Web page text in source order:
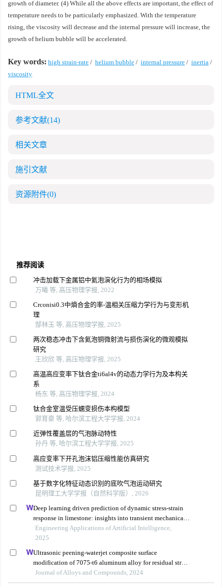
growth of diameter. (4) While all the above effects are important, the effect of
temperature needs to be particularly emphasized. With the temperature
rising, the viscosity will decrease and the internal pressure will increase, the
growth of helium bubble will be accelerated.
Key words: high strain-rate / helium bubble / internal pressure / inertia /
viscosity
HTML全文
参考文献(14)
相关文章
施引文献
资源附件(0)
推荐阅读
冲击加载下金属铝中氦泡演化行为的相场模拟
万曦 等, 高压物理学报, 2022
Crconisi0.3中熵合金的率-温相关压缩力学行为与变形机
理
郜林玉 等, 高压物理学报, 2025
两次稳态冲击下含氦泡铜微射流与损伤演化的微观模拟
研究
王欣欣 等, 高压物理学报, 2025
高温高应变率下钛合金ti6al4v的动态力学行为及本构关
系
杨东 等, 高压物理学报, 2024
钛合金室温受压蠕变损伤本构模型
郭育豪 等, 哈尔滨工程大学学报, 2024
近弹性覆盖层的气泡脉动特性
孙丹 等, 哈尔滨工程大学学报, 2025
高应变率下开孔泡沫铝压缩性能仿真研究
测试技术学报, 2025
基于数字化特征动态识别的底吹气泡运动研究
昆明理工大学学报（自然科学版）, 2026
Deep learning driven prediction of dynamic stress-strain
response in limestone: insights into transient mechanical
behavior under complex loadings for shield tunneling
Engineering Applications of Artificial Intelligence,
2025
Ultrasonic peening-waterjet composite surface
modification of 7075-t6 aluminum alloy for residual stress
release and transformation mechanism
Journal of Alloys and Compounds, 2024